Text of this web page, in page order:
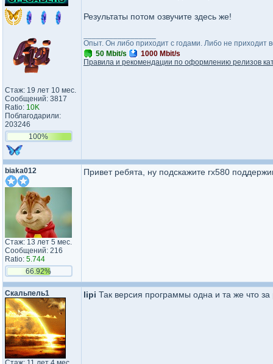
Стаж: 19 лет 10 мес.
Сообщений: 3817
Ratio: 10K
Поблагодарили:
203246
100%
Результаты потом озвучите здесь же!
Опыт. Он либо приходит с годами. Либо не приходит
50 Mbit/s
1000 Mbit/s
Правила и рекомендации по оформлению релизов
biaka012
Стаж: 13 лет 5 мес.
Сообщений: 216
Ratio: 5.744
66.92%
Привет ребята, ну подскажите rx580
Скальпель1 lipi Так версия программы одна и та же что